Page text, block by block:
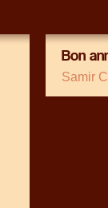
Bon
Samir